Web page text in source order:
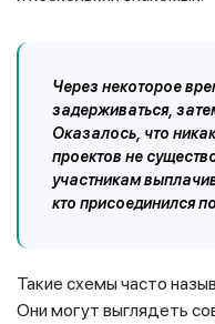
Через некоторое
задерживаться,
Оказалось, что
проектов не
участникам
кто присоединился
Такие схемы часто
Они могут выглядеть